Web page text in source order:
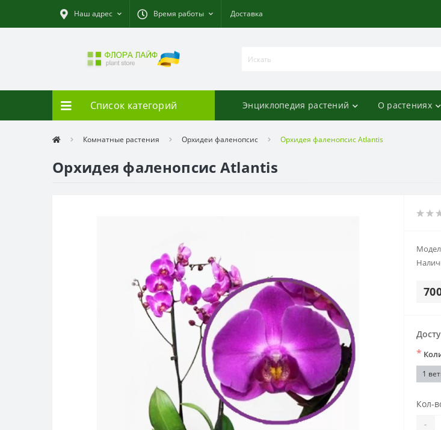
Наш адрес Время работы Доставка
Список категорий Энциклопедия растений О растениях
Комнатные растения Орхидеи фаленопсис Орхидея фаленопсис Atlantis
Орхидея фаленопсис Atlantis
*
1
Кол-
-